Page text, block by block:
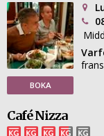
BOKA
Café Nizza